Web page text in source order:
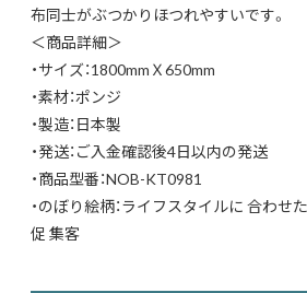
布同士がぶつかりほつれやすいです。
＜商品詳細＞
・サイズ：1800mmＸ650mm
・素材：ポンジ
・製造：日本製
・発送：ご入金確認後4日以内の発送
・商品型番：NOB-KT0981
・のぼり絵柄：ライフスタイルに 合わせ
促 集客